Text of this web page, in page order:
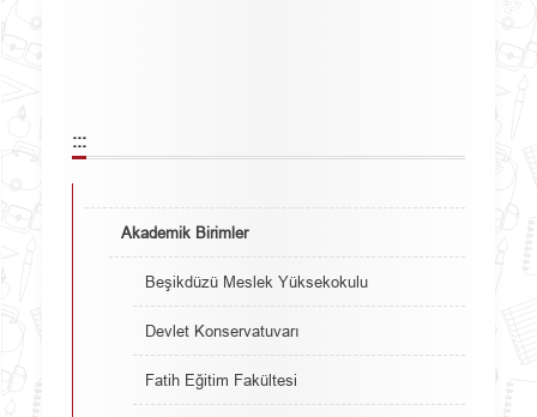
:::
Akademik Birimler
Beşikdüzü Meslek Yüksekokulu
Devlet Konservatuvarı
Fatih Eğitim Fakültesi